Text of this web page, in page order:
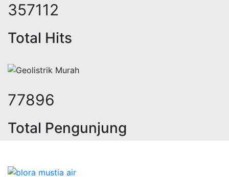
452437
Total Hits
98689
Total Pengunjung